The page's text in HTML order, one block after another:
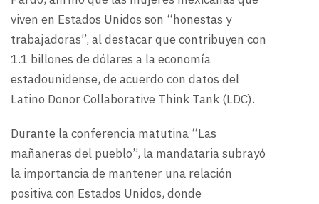
viven en Estados Unidos son “honestas y
trabajadoras”, al destacar que contribuyen con
1.1 billones de dólares a la economía
estadounidense, de acuerdo con datos del
Latino Donor Collaborative Think Tank (LDC).
Durante la conferencia matutina “Las
mañaneras del pueblo”, la mandataria subrayó
la importancia de mantener una relación
positiva con Estados Unidos, donde